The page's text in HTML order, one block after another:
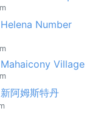
Number
Village
阿姆斯特丹